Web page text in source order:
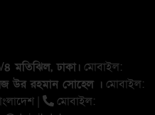
মতিঝিল, ঢাকা। মোবাইল:
উর রহমান সোহেল । মোবাইল:
|
মোবাইল: